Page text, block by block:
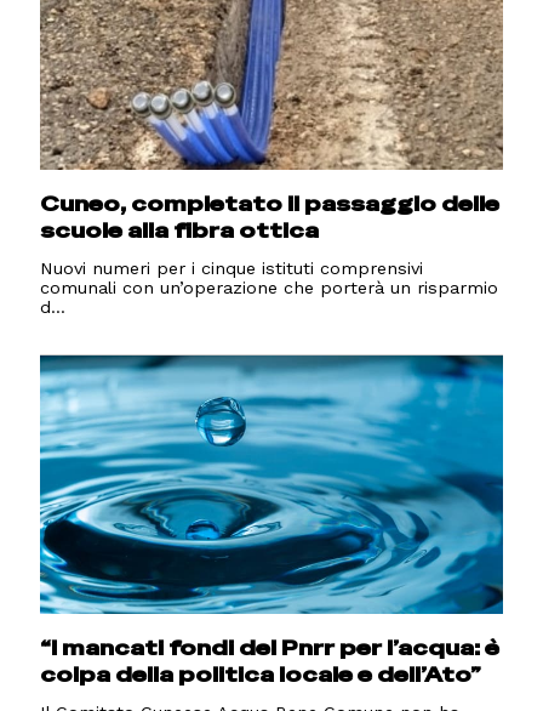
Cuneo, completato il passaggio delle
scuole alla fibra ottica
Nuovi numeri per i cinque istituti comprensivi
comunali con un’operazione che porterà un risparmio
d...
“I mancati fondi del Pnrr per l’acqua: è
colpa della politica locale e dell’Ato”